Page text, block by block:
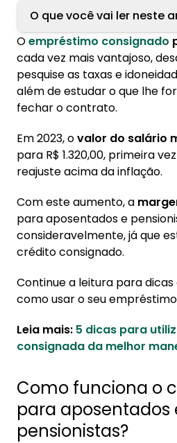
O que você vai ler neste
1. Como funciona o
aposentados e
2. Quais os pré-requisito
pedir o empréstimo
3. Como o aumento do
influenciar nisso?
usado para o crédito
5. Empréstimo para
Oempréstimo consignado
cada vez mais vantajoso,
pesquise as taxas e
além de estudar o que lhe
fechar o contrato.
Em 2023, ovalor do salário
para R$ 1.320,00, primeira
reajuste acima da inflação.
Com este aumento, a
para aposentados e
consideravelmente, já que
crédito consignado.
Continue a leitura para
como usar o seu
Leia mais: 5 dicas para
consignada da melhor
Como funciona o
para aposentados
pensionistas?